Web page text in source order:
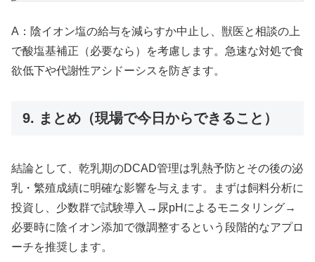
A：陰イオン塩の給与を減らすか中止し、獣医と相談の上
で酸塩基補正（必要なら）を考慮します。急速な対処で食
欲低下や代謝性アシドーシスを防ぎます。
9. まとめ（現場で今日からできること）
結論として、乾乳期のDCAD管理は乳熱予防とその後の泌
乳・繁殖成績に明確な影響を与えます。まずは飼料分析に
投資し、少数群で試験導入→尿pHによるモニタリング→
必要時に陰イオン添加で微調整するという段階的なアプロ
ーチを推奨します。